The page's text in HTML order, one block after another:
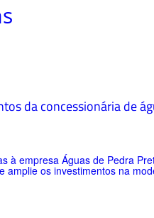
da concessionária de
à empresa Águas de Pedra
os investimentos na